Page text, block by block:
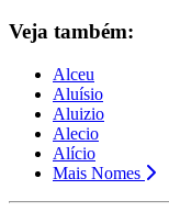
Veja também:
Alceu
Aluísio
Aluizio
Alecio
Alício
Mais Nomes